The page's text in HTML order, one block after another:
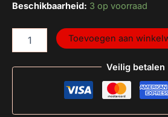
Beschikbaarheid: 3 op voorraad
Toevoegen aan
Veilig betalen